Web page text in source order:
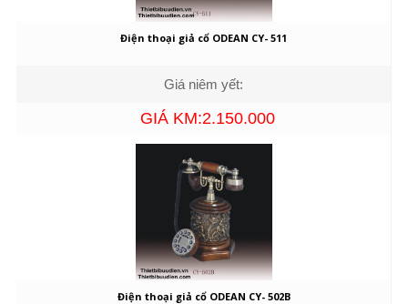
Điện thoại giả cổ ODEAN CY- 511
Giá niêm yết:
GIÁ KM:2.150.000
Điện thoại giả cổ ODEAN CY- 502B